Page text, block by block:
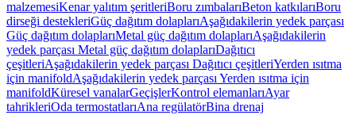
malzemesiKenar yalıtım şeritleriBoru zımbalarıBeton katkılarıBoru
dirseği destekleriGüç dağıtım dolaplarıAşağıdakilerin yedek parçası
Güç dağıtım dolaplarıMetal güç dağıtım dolaplarıAşağıdakilerin
yedek parçası Metal güç dağıtım dolaplarıDağıtıcı
çeşitleriAşağıdakilerin yedek parçası Dağıtıcı çeşitleriYerden ısıtma
için manifoldAşağıdakilerin yedek parçası Yerden ısıtma için
manifoldKüresel vanalarGeçişlerKontrol elemanlarıAyar
tahrikleriOda termostatlarıAna regülatörBina drenaj